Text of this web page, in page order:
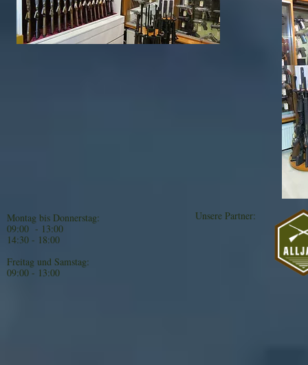
Montag bis Donnerstag:
09:00 - 13:00
14:30 - 18:00
Freitag und Samstag:
09:00 - 13:00
Unsere Partner: